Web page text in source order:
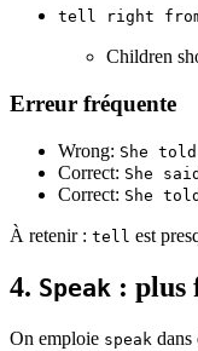
tell right from
Children
Erreur fréquente
Wrong: She
Correct: She
Correct: She
À retenir : tell est
4. Speak : plus
On emploie speak dans